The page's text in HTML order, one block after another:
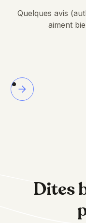
Quelques avis
aiment
Dites